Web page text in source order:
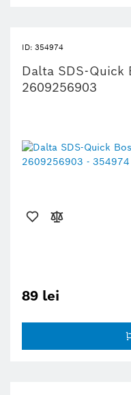
ID: 354974
Dalta SDS-Quick
2609256903
89 lei